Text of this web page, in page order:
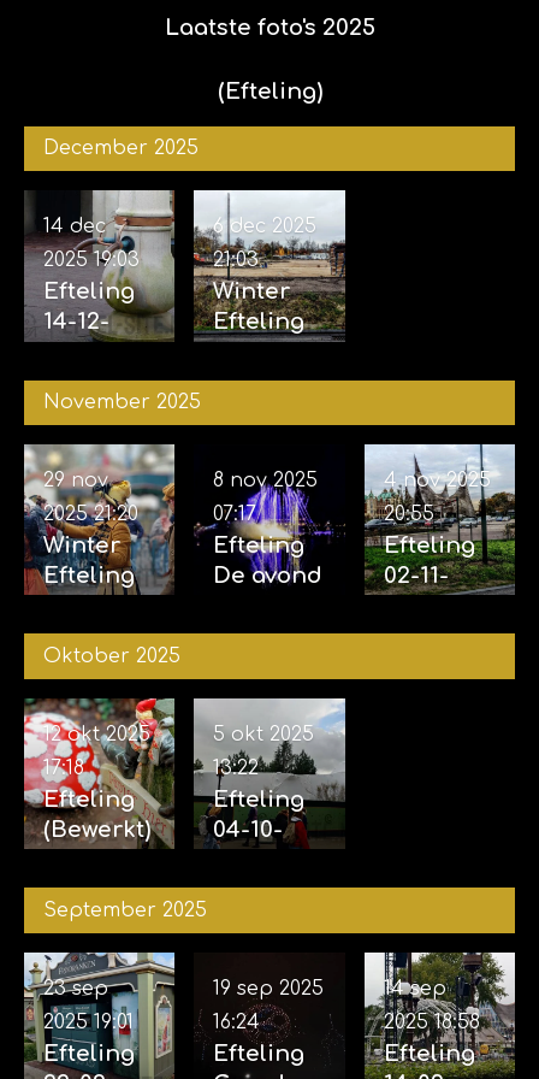
Laatste foto's 2025
(Efteling)
December 2025
Efteling
14-12-
14 dec
2025 19:03
Winter
Efteling
2025
6 dec 2025
21:03
November 2025
Winter
Efteling
2025
29 nov
2025 21:20
Efteling
De avond
vijf
07-11-2025
8 nov 2025
07:17
Efteling
02-11-
04-11-
4 nov 2025
20:55
Oktober 2025
Efteling
(Bewerkt)
2025
12 okt 2025
17:18
Efteling
04-10-
5 okt 2025
13:22
September 2025
Efteling
23 sep
2025 19:01
Efteling
19 sep 2025
16:24
Efteling
14 sep
2025 18:58